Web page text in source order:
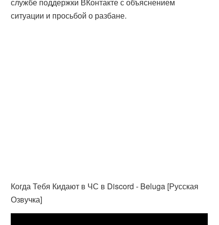
ситуации и просьбой о разбане.
Когда Тебя Кидают в ЧС в Discord - Beluga [Русская
Озвучка]